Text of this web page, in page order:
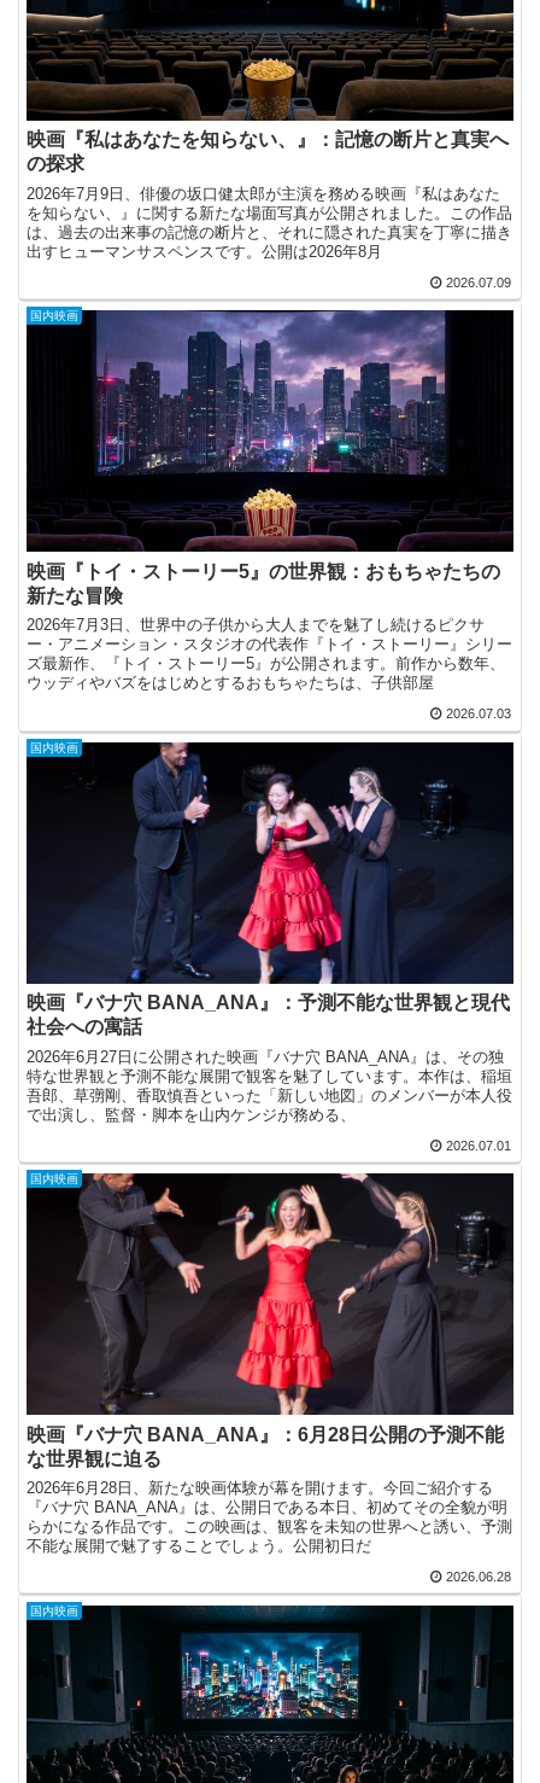
映画『私はあなたを知らない、』：記憶の断片と真実へ
の探求
2026年7月9日、俳優の坂口健太郎が主演を務める映画『私はあなた
を知らない、』に関する新たな場面写真が公開されました。この作品
は、過去の出来事の記憶の断片と、それに隠された真実を丁寧に描き
出すヒューマンサスペンスです。公開は2026年8月
2026.07.09
国内映画
映画『トイ・ストーリー5』の世界観：おもちゃたちの
新たな冒険
2026年7月3日、世界中の子供から大人までを魅了し続けるピクサ
ー・アニメーション・スタジオの代表作『トイ・ストーリー』シリー
ズ最新作、『トイ・ストーリー5』が公開されます。前作から数年、
ウッディやバズをはじめとするおもちゃたちは、子供部屋
2026.07.03
国内映画
映画『バナ穴 BANA_ANA』：予測不能な世界観と現代
社会への寓話
2026年6月27日に公開された映画『バナ穴 BANA_ANA』は、その独
特な世界観と予測不能な展開で観客を魅了しています。本作は、稲垣
吾郎、草彅剛、香取慎吾といった「新しい地図」のメンバーが本人役
で出演し、監督・脚本を山内ケンジが務める、
2026.07.01
国内映画
映画『バナ穴 BANA_ANA』：6月28日公開の予測不能
な世界観に迫る
2026年6月28日、新たな映画体験が幕を開けます。今回ご紹介する
『バナ穴 BANA_ANA』は、公開日である本日、初めてその全貌が明
らかになる作品です。この映画は、観客を未知の世界へと誘い、予測
不能な展開で魅了することでしょう。公開初日だ
2026.06.28
国内映画